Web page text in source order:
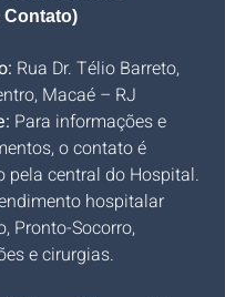
Contato)
Rua Dr. Télio Barreto,
Macaé – RJ
Para informações e
o contato é
pela central do Hospital.
hospitalar
Pronto-Socorro,
e cirurgias.